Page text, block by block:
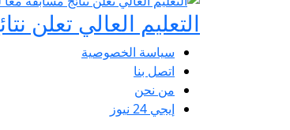
التعليم العالي تعلن نتائج
سياسة الخصوصية
اتصل بنا
من نحن
إيجي 24 نيوز